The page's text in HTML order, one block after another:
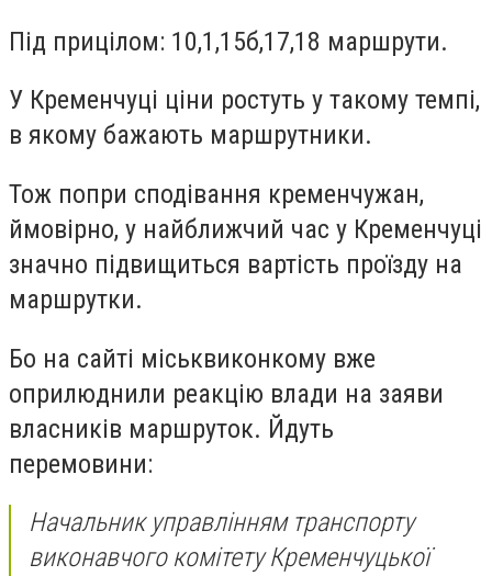
Під прицілом: 10,1,15б,17,18 маршрути.
У Кременчуці ціни ростуть у такому темпі,
в якому бажають маршрутники.
Тож попри сподівання кременчужан,
ймовірно, у найближчий час у Кременчуці
значно підвищиться вартість проїзду на
маршрутки.
Бо на сайті міськвиконкому вже
оприлюднили реакцію влади на заяви
власників маршруток. Йдуть
перемовини:
Начальник управлінням транспорту
виконавчого комітету Кременчуцької